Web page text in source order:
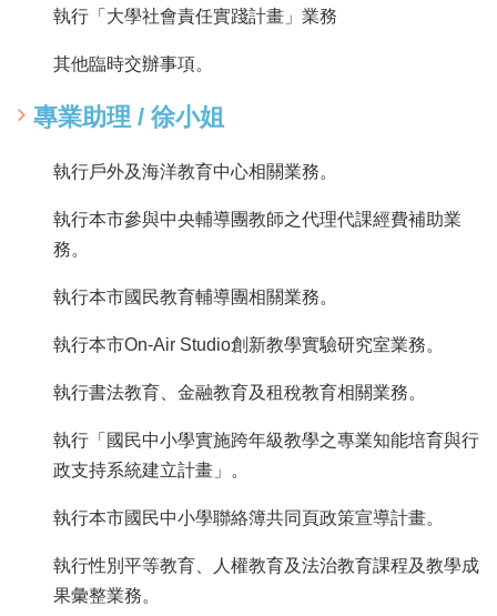
執行「大學社會責任實踐計畫」業務
其他臨時交辦事項。
專業助理 / 徐小姐
執行戶外及海洋教育中心相關業務。
執行本市參與中央輔導團教師之代理代課經費補助業
務。
執行本市國民教育輔導團相關業務。
執行本市On-Air Studio創新教學實驗研究室業務。
執行書法教育、金融教育及租稅教育相關業務。
執行「國民中小學實施跨年級教學之專業知能培育與行
政支持系統建立計畫」。
執行本市國民中小學聯絡簿共同頁政策宣導計畫。
執行性別平等教育、人權教育及法治教育課程及教學成
果彙整業務。